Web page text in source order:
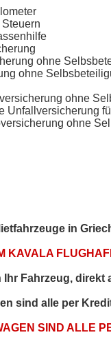
ohne
ohne
ohne
Unfallversicherung
ohne
in
KAVALA
Ihr Fahrzeug,
sind alle per
SIND ALLE